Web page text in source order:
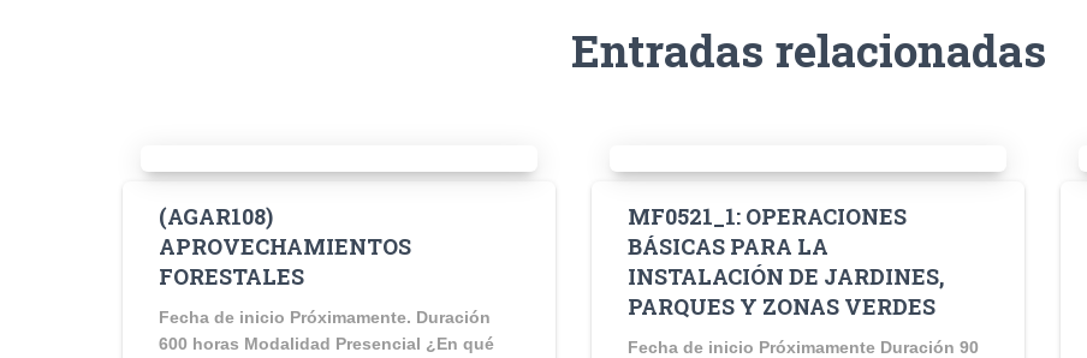
Entradas relacionadas
(AGAR108)
APROVECHAMIENTOS
FORESTALES
Fecha de inicio Próximamente. Duración
600 horas Modalidad Presencial ¿En qué
MF0521_1: OPERACIONES
BÁSICAS PARA LA
INSTALACIÓN DE JARDINES,
PARQUES Y ZONAS VERDES
Fecha de inicio Próximamente Duración 90